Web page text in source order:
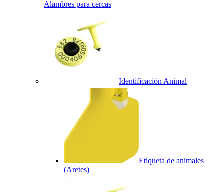
Alambres para cercas
Identificación Animal
Etiqueta de animales
(Aretes)